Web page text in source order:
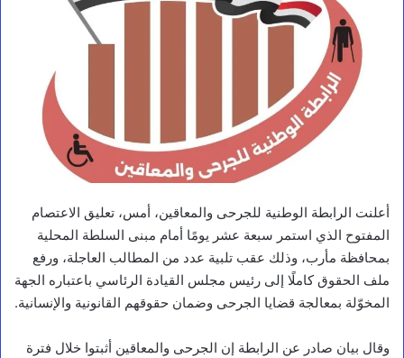
أعلنت الرابطة الوطنية للجرحى والمعاقين، أمس، تعليق الاعتصام
المفتوح الذي استمر سبعة عشر يومًا أمام مبنى السلطة المحلية
بمحافظة مأرب، وذلك عقب تلبية عدد من المطالب العاجلة، ورفع
ملف الحقوق كاملًا إلى رئيس مجلس القيادة الرئاسي باعتباره الجهة
المخوّلة بمعالجة قضايا الجرحى وضمان حقوقهم القانونية والإنسانية.
وقال بيان صادر عن الرابطة إن الجرحى والمعاقين أثبتوا خلال فترة